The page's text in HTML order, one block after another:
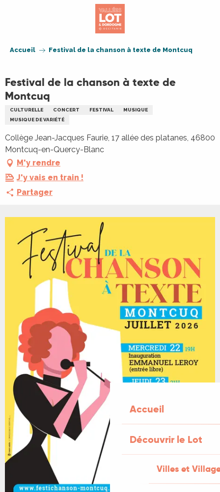
Accueil
Découvrir le Lot
Villes et
Accueil Festival de la chanson à texte de Montcuq
Festival de la chanson à texte de
Montcuq
CULTURELLE CONCERT FESTIVAL
MUSIQUE
MUSIQUE DE VARIÉTÉ
Collège Jean-Jacques Faurie, 17 allée des platanes, 46800
Montcuq-en-Quercy-Blanc
M'y rendre
J'y vais en train !
Partager